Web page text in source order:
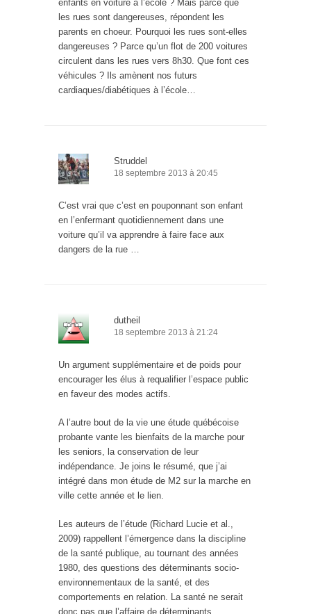
enfants en voiture à l’école ? Mais parce que
les rues sont dangereuses, répondent les
parents en choeur. Pourquoi les rues sont-elles
dangereuses ? Parce qu’un flot de 200 voitures
circulent dans les rues vers 8h30. Que font ces
véhicules ? Ils amènent nos futurs
cardiaques/diabétiques à l’école…
Struddel
18 septembre 2013 à 20:45
C’est vrai que c’est en pouponnant son enfant
en l’enfermant quotidiennement dans une
voiture qu’il va apprendre à faire face aux
dangers de la rue …
dutheil
18 septembre 2013 à 21:24
Un argument supplémentaire et de poids pour
encourager les élus à requalifier l’espace public
en faveur des modes actifs.
A l’autre bout de la vie une étude québécoise
probante vante les bienfaits de la marche pour
les seniors, la conservation de leur
indépendance. Je joins le résumé, que j’ai
intégré dans mon étude de M2 sur la marche en
ville cette année et le lien.
Les auteurs de l’étude (Richard Lucie et al.,
2009) rappellent l’émergence dans la discipline
de la santé publique, au tournant des années
1980, des questions des déterminants socio-
environnementaux de la santé, et des
comportements en relation. La santé ne serait
donc pas que l’affaire de déterminants